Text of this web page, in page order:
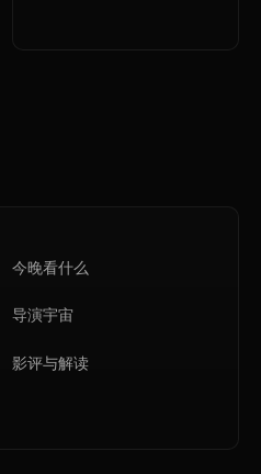
今晚看什么
导演宇宙
影评与解读